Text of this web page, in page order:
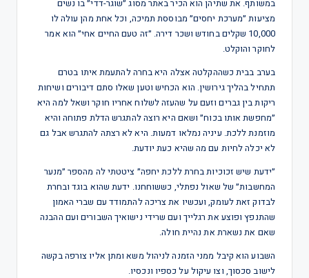
במשותף. את שתיהן הוא הכיר באתר מסוג ״שוגר-דדי״ בו נשים
מציעות ״מערכת יחסים״ מבוססת תמיכה, וכל אחת מהן עולה לו
10,000 שקלים בחודש ושכר דירה. ״זה טעם החיים אחי״ הוא אמר
לחוקר והוקלט.
בערב בבית כשההקלטה אצלה היא בחרה להתעמת איתו בטרם
תתחיל בהליך גירושין. הוא הכחיש וטען שאלו סתם דיבורים ושיחות
ריקות בין גברים וזעם על שהעזה לשלוח אחריו חוקר ושאל למה היא
״מחפשת אותו בכוח״ ושאם היא רוצה להתגרש הדלת פתוחה והיא
מוזמנת ללכת. עיניה נמלאו דמעות. היא לא רצתה להתגרש אבל גם
לא יכלה לחיות עם מה שהיא כעת יודעת.
״ידעת שיש זכוכיות בחרת ללכת יחפה״ ציטטתי לה מהספר ״מנער
המחשבות״ של שאול נפתלי, כששוחחנו. ידעת שהוא בוגד ובחרת
לבדוק זאת לעומק, ועכשיו את צריכה להתמודד עם שברי האמון
שהתנפץ ופוצע את רגלייך ועם שרידי נישואיך השבורים ועם ההבנה
שאם את נשארת את נהיית חולה.
השבוע הוא קיבל ממני הזמנה לניהול משא ומתן אליו צורפה בקשה
לישוב סכסוך, וצו עיקול על כספיו ונכסיו.